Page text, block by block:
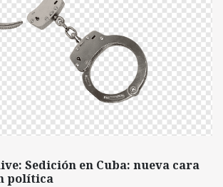
Sedición en Cuba: nueva cara
política